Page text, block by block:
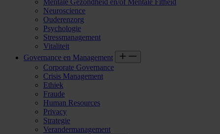
Neuroscience
Ouderenzorg
Psychologie
Stressmanagement
Vitaliteit
Governance en Management
Corporate Governance
Crisis Management
Ethiek
Fraude
Human Resources
Privacy
Strategie
Verandermanagement